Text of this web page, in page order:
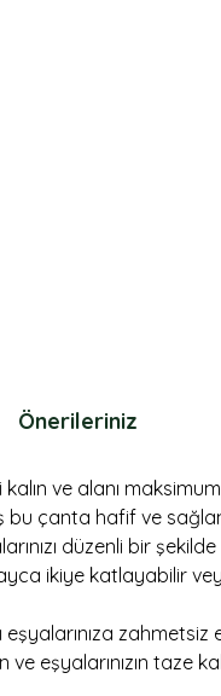
Önerileriniz
ve alanı
bu çanta hafif ve
düzenli bir şekilde
ikiye katlayabilir
zahmetsiz
eşyalarınızın taze